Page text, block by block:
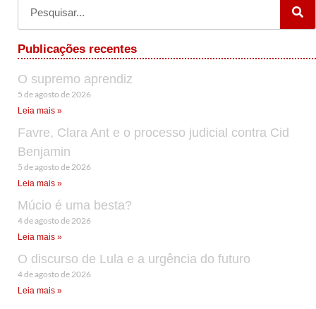
Publicações recentes
O supremo aprendiz
5 de agosto de 2026
Leia mais »
Favre, Clara Ant e o processo judicial contra Cid
Benjamin
5 de agosto de 2026
Leia mais »
Múcio é uma besta?
4 de agosto de 2026
Leia mais »
O discurso de Lula e a urgência do futuro
4 de agosto de 2026
Leia mais »